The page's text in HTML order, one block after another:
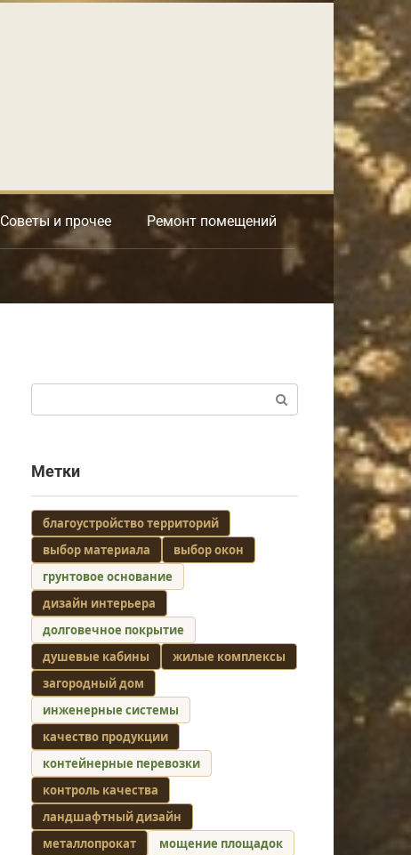
Советы и прочее Ремонт помещений
Метки
благоустройство территорий
выбор материала
выбор окон
грунтовое основание
дизайн интерьера
долговечное покрытие
душевые кабины
жилые комплексы
загородный дом
инженерные системы
качество продукции
контейнерные перевозки
контроль качества
ландшафтный дизайн
металлопрокат
мощение площадок